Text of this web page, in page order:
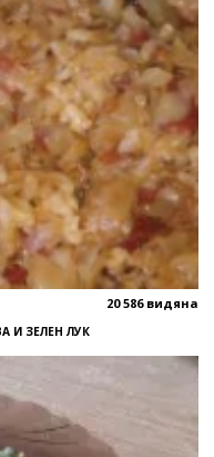
20 586 видяна
И ЗЕЛЕН ЛУК